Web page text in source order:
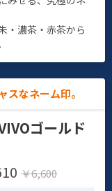
・濃茶・赤茶から
スなネーム印。
ゴールド
￥6,600